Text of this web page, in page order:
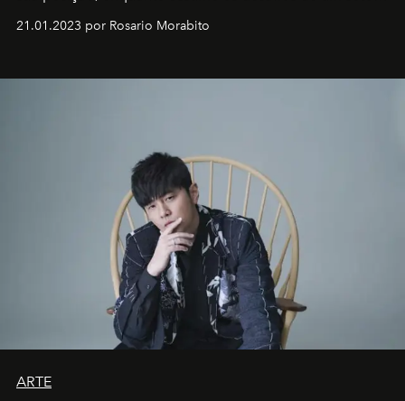
em rápida evolução e redefinindo o conceito de luxo
21.01.2023 por Rosario Morabito
ARTE